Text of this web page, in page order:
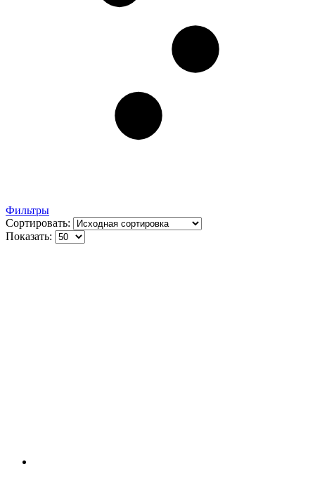
Фильтры
Сортировать:
Показать: